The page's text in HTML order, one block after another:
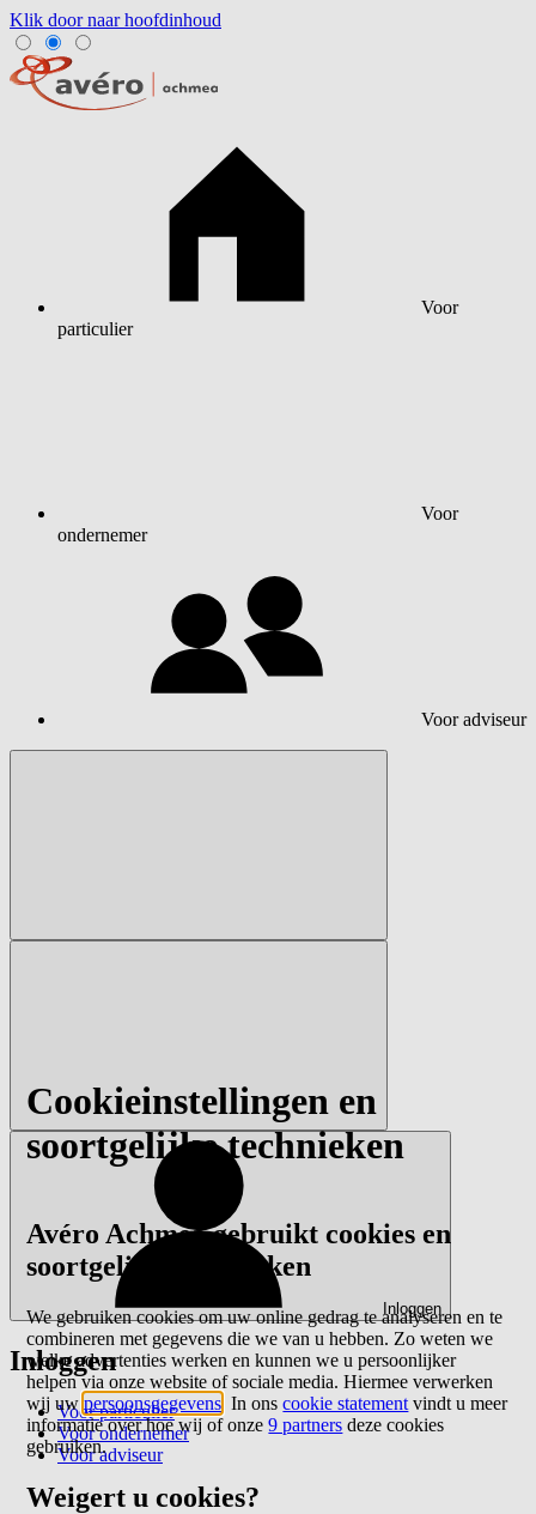
Klik door naar hoofdinhoud
Voor
particulier
Voor
ondernemer
Voor adviseur
Inloggen
Inloggen
Voor particulier
Voor ondernemer
Voor adviseur
Cookieinstellingen en
soortgelijke technieken
Avéro Achmea gebruikt cookies en
soortgelijke technieken
We gebruiken cookies om uw online gedrag te analyseren en te
combineren met gegevens die we van u hebben. Zo weten we
welke advertenties werken en kunnen we u persoonlijker
helpen via onze website of sociale media. Hiermee verwerken
wij uwpersoonsgegevens . In onscookie statement vindt u meer
informatie over hoe wij of onze9 partners deze cookies
gebruiken.
Weigert u cookies?